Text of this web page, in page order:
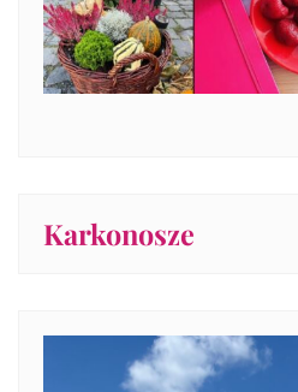
Karkonosze